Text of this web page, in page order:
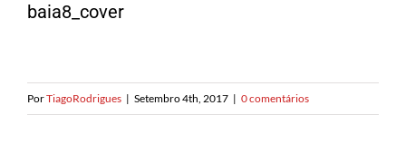
baia8_cover
PorTiagoRodrigues | Setembro 4th, 2017 | 0 comentários